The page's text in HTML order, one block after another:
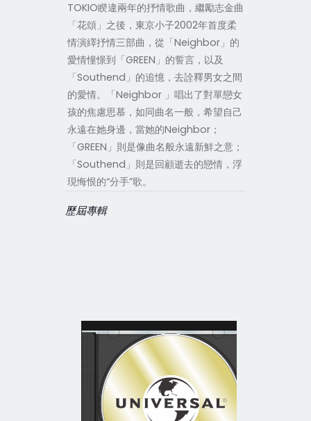
TOKIO睽違兩年的抒情歌曲，繼勵志金曲
「花頌」之後，東京小子2002年首度柔
情演繹抒情三部曲，從「Neighbor」的
愛情憧憬到「GREEN」的誓言，以及
「Southend」的追憶，去詮釋男女之間
的愛情。「Neighbor 」唱出了對單戀女
孩的焦慮思慕，如同曲名一般，希望自己
永遠在她身邊，當她的Neighbor；
「GREEN」則是像曲名般永遠新鮮之意；
「Southend」則是回顧逝去的戀情，浮
現悔恨的“分手”歌。
歷屆專輯